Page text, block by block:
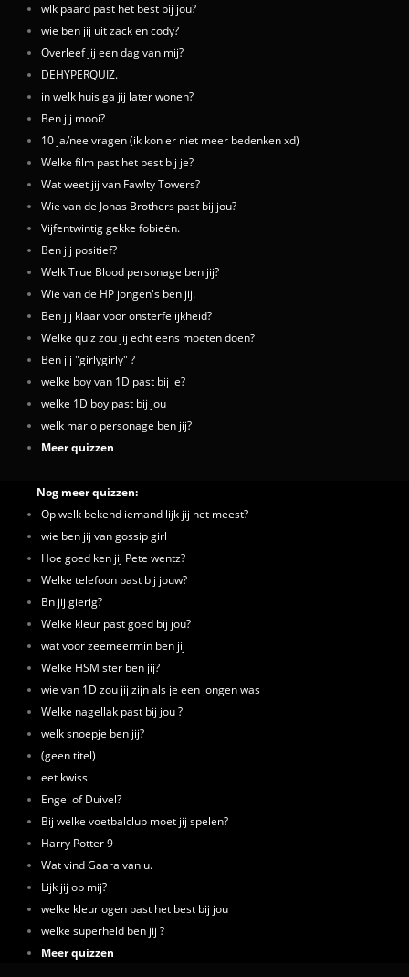
wlk paard past het best bij jou?
wie ben jij uit zack en cody?
Overleef jij een dag van mij?
DEHYPERQUIZ.
in welk huis ga jij later wonen?
Ben jij mooi?
10 ja/nee vragen (ik kon er niet meer bedenken xd)
Welke film past het best bij je?
Wat weet jij van Fawlty Towers?
Wie van de Jonas Brothers past bij jou?
Vijfentwintig gekke fobieën.
Ben jij positief?
Welk True Blood personage ben jij?
Wie van de HP jongen's ben jij.
Ben jij klaar voor onsterfelijkheid?
Welke quiz zou jij echt eens moeten doen?
Ben jij "girlygirly" ?
welke boy van 1D past bij je?
welke 1D boy past bij jou
welk mario personage ben jij?
Meer quizzen
Nog meer quizzen:
Op welk bekend iemand lijk jij het meest?
wie ben jij van gossip girl
Hoe goed ken jij Pete wentz?
Welke telefoon past bij jouw?
Bn jij gierig?
Welke kleur past goed bij jou?
wat voor zeemeermin ben jij
Welke HSM ster ben jij?
wie van 1D zou jij zijn als je een jongen was
Welke nagellak past bij jou ?
welk snoepje ben jij?
(geen titel)
eet kwiss
Engel of Duivel?
Bij welke voetbalclub moet jij spelen?
Harry Potter 9
Wat vind Gaara van u.
Lijk jij op mij?
welke kleur ogen past het best bij jou
welke superheld ben jij ?
Meer quizzen